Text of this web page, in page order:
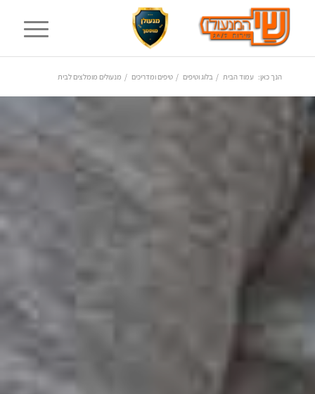
הנך כאן: עמוד הבית / בלוג וטיפים / טיפים ומדריכים / מנעולים מומלצים לבית